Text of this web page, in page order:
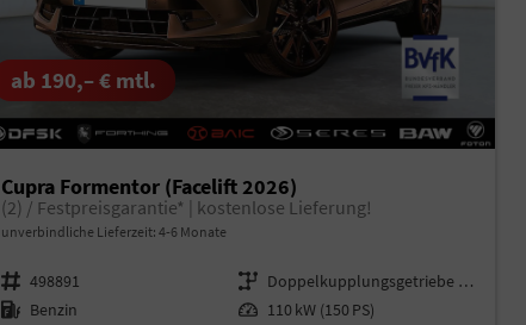
ab 190,– € mtl.
Cupra Formentor (Facelift 2026)
(2) / Festpreisgarantie* | kostenlose Lieferung!
unverbindliche Lieferzeit: 4-6 Monate
Fahrzeugnr. 498891 Getriebe
Doppelkupplungsgetriebe (DSG)
Kraftstoff Benzin Leistung 110 kW (150 PS)